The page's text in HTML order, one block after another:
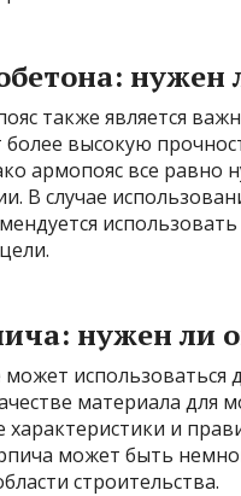
нужен
также является
высокую
армопояс все равно
В случае
нужен ли
использоваться
материала для
и
может быть
строительства.